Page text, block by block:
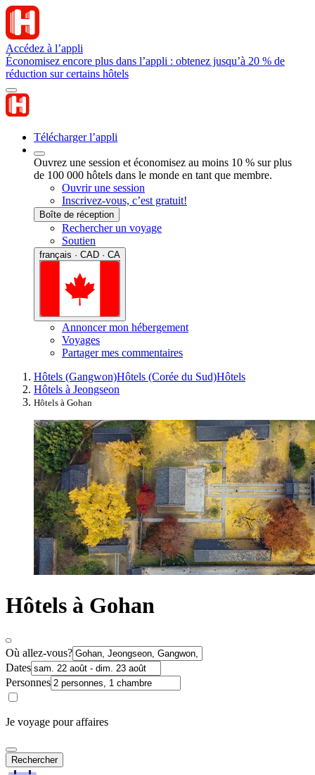
Accédez à l’appli
Économisez encore plus dans l’appli : obtenez jusqu’à 20 % de
réduction sur certains hôtels
Télécharger l’appli
Ouvrez une session et économisez au moins 10 % sur plus
de 100 000 hôtels dans le monde en tant que membre.
Ouvrir une session
Inscrivez-vous, c’est gratuit!
Boîte de réception
Rechercher un voyage
Soutien
français · CAD · CA
Annoncer mon hébergement
Voyages
Partager mes commentaires
Hôtels (Gangwon)Hôtels (Corée du Sud)Hôtels
Hôtels à Jeongseon
Hôtels à Gohan
Hôtels à Gohan
Où allez-vous?
Dates
Personnes
Je voyage pour affaires
Rechercher